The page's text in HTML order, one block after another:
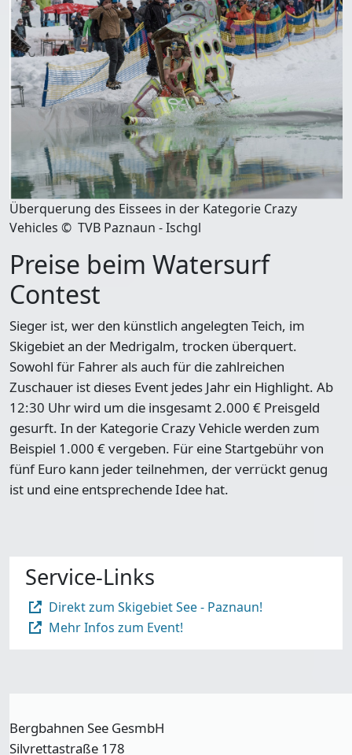
Überquerung des Eissees in der Kategorie Crazy
Vehicles © TVB Paznaun - Ischgl
Preise beim Watersurf
Contest
Sieger ist, wer den künstlich angelegten Teich, im
Skigebiet an der Medrigalm, trocken überquert.
Sowohl für Fahrer als auch für die zahlreichen
Zuschauer ist dieses Event jedes Jahr ein Highlight. Ab
12:30 Uhr wird um die insgesamt2.000 € Preisgeld
gesurft. In der Kategorie Crazy Vehicle werden zum
Beispiel 1.000 € vergeben. Für eine Startgebühr von
fünf Euro kann jeder teilnehmen, der verrückt genug
ist und eine entsprechende Idee hat.
Service-Links
Direkt zum Skigebiet See - Paznaun!
Mehr Infos zum Event!
Bergbahnen See GesmbH
Silvrettastraße 178